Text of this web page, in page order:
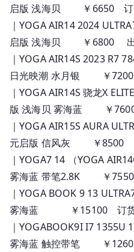
启版 浅海贝 ￥6650 订
｜YOGA AIR14 2024
启版 浅海贝 ￥6800
｜YOGA AIR14S 2023 R7
日光映潮 水月银 ￥7200
｜YOGA AIR14S 骁龙X
版 浅海贝 雾海蓝 ￥
｜YOGA AIR15S AURA
元启版 信风灰 ￥8500
｜YOGA7 14 （YOGA
雾海蓝 带笔2.8K ￥
｜YOGA BOOK 9 13
雾海蓝 ￥15100 订
｜YOGABOOK9I I7 1355U
雾海蓝 触控带笔 ￥